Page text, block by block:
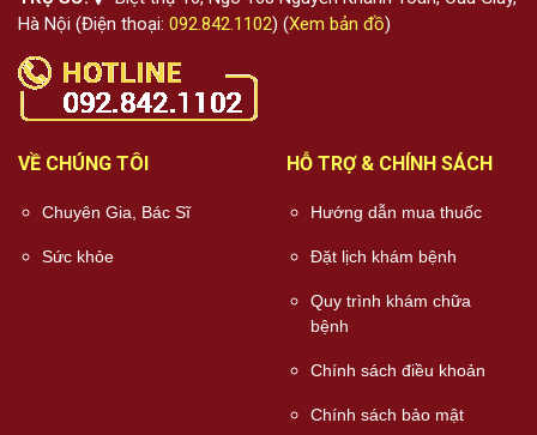
Hà Nội (Điện thoại: 092.842.1102) (Xem bản đồ)
VỀ CHÚNG TÔI
Chuyên Gia, Bác Sĩ
Sức khỏe
HỖ TRỢ & CHÍNH SÁCH
Hướng dẫn mua thuốc
Đặt lịch khám bệnh
Quy trình khám chữa
bệnh
Chính sách điều khoản
Chính sách bảo mật